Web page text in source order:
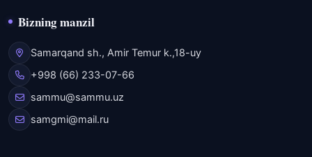
Bizning manzil
Samarqand sh., Amir Temur k.,18-uy
+998 (66) 233-07-66
sammu@sammu.uz
samgmi@mail.ru